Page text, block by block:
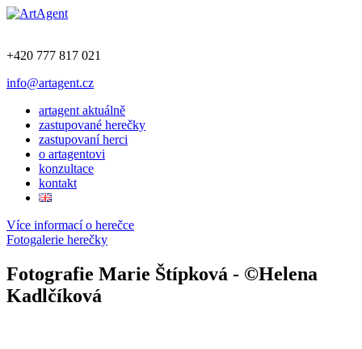
+420 777 817 021
info@artagent.cz
artagent aktuálně
zastupované herečky
zastupovaní herci
o artagentovi
konzultace
kontakt
Více informací o herečce
Fotogalerie herečky
Fotografie Marie Štípková - ©Helena
Kadlčíková